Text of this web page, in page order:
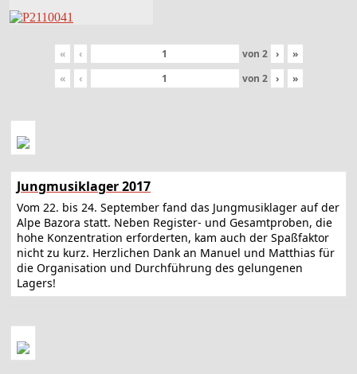
« ‹ von 2 ›
»
«
‹ von 2 › »
Jungmusiklager 2017
Vom 22. bis 24. September fand das Jungmusiklager auf der
Alpe Bazora statt. Neben Register- und Gesamtproben, die
hohe Konzentration erforderten, kam auch der Spaßfaktor
nicht zu kurz. Herzlichen Dank an Manuel und Matthias für
die Organisation und Durchführung des gelungenen
Lagers!